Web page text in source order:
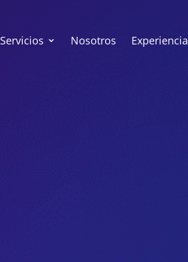
Servicios Nosotros Experiencia